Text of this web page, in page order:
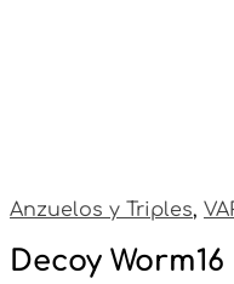
Anzuelos y Triples,
Decoy